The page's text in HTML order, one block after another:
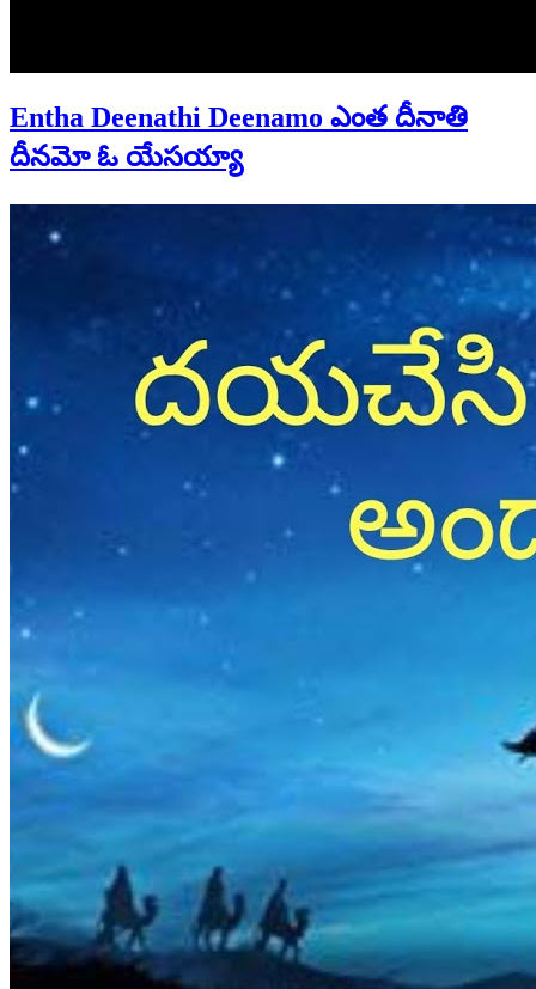
Entha Deenathi Deenamo ఎంత దీనాతి
దీనమో ఓ యేసయ్యా